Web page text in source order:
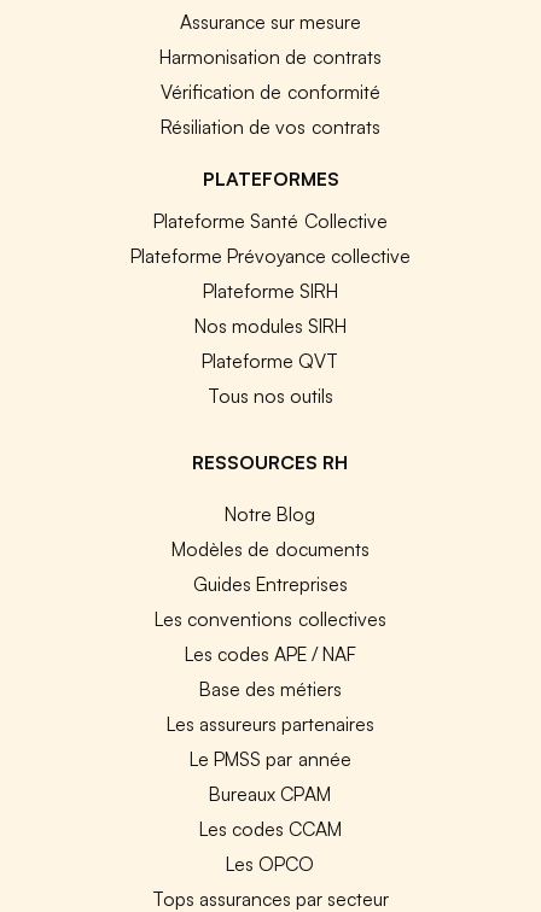
Assurance sur mesure
Harmonisation de contrats
Vérification de conformité
Résiliation de vos contrats
PLATEFORMES
Plateforme Santé Collective
Plateforme Prévoyance collective
Plateforme SIRH
Nos modules SIRH
Plateforme QVT
Tous nos outils
RESSOURCES RH
Notre Blog
Modèles de documents
Guides Entreprises
Les conventions collectives
Les codes APE / NAF
Base des métiers
Les assureurs partenaires
Le PMSS par année
Bureaux CPAM
Les codes CCAM
Les OPCO
Tops assurances par secteur